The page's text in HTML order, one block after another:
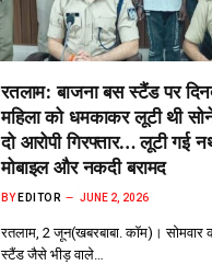
रतलाम: बाजना बस स्टैंड पर
महिला को धमकाकर लूटी थी
दो आरोपी गिरफ्तार… लूटी गई
मोबाइल और नकदी बरामद
BY EDITOR JUNE 2, 2026
रतलाम, 2 जून(खबरबाबा. कॉम)। सोमवार
स्टैंड जैसे भीड़‌ वाले…